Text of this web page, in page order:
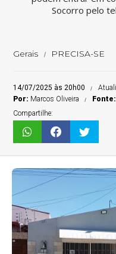
Socorro pelo
Gerais PRECISA-SE
14/07/2025 às 20h00
Por: Marcos Oliveira Fonte:
Compartilhe: